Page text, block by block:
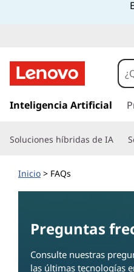
Q
|
P
r
c
Inteligencia Artificial
Soluciones híbridas de IA
Inicio > FAQs
Preguntas
Consulte nuestras
las últimas tecnologías